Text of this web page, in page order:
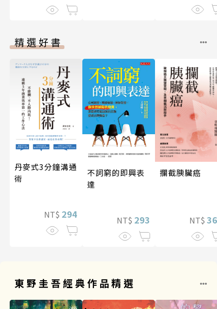
精選好書
丹麥式3分鐘溝通
術
NT$ 294
不詞窮的即興表
達
NT$ 293
攔截胰臟癌
NT$
東野圭吾經典作品精選